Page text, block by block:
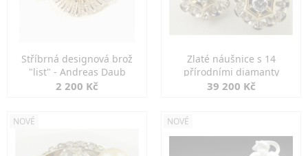
Stříbrná designová brož
"list" - Andreas Daub
2 200 Kč
Zlaté náušnice s 14
přírodními diamanty
39 200 Kč
NOVÉ NOVÉ